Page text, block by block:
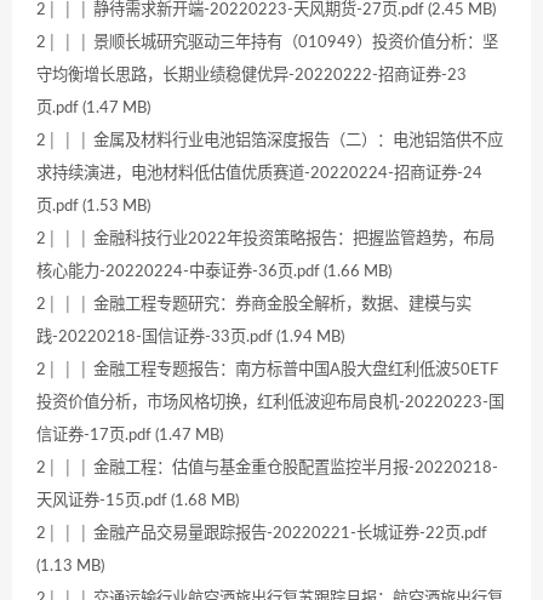
2│ │ │ 静待需求新开端-20220223-天风期货-27页.pdf (2.45 MB)
2│ │ │ 景顺长城研究驱动三年持有（010949）投资价值分析：坚
守均衡增长思路，长期业绩稳健优异-20220222-招商证券-23
页.pdf (1.47 MB)
2│ │ │ 金属及材料行业电池铝箔深度报告（二）：电池铝箔供不应
求持续演进，电池材料低估值优质赛道-20220224-招商证券-24
页.pdf (1.53 MB)
2│ │ │ 金融科技行业2022年投资策略报告：把握监管趋势，布局
核心能力-20220224-中泰证券-36页.pdf (1.66 MB)
2│ │ │ 金融工程专题研究：券商金股全解析，数据、建模与实
践-20220218-国信证券-33页.pdf (1.94 MB)
2│ │ │ 金融工程专题报告：南方标普中国A股大盘红利低波50ETF
投资价值分析，市场风格切换，红利低波迎布局良机-20220223-国
信证券-17页.pdf (1.47 MB)
2│ │ │ 金融工程：估值与基金重仓股配置监控半月报-20220218-
天风证券-15页.pdf (1.68 MB)
2│ │ │ 金融产品交易量跟踪报告-20220221-长城证券-22页.pdf
(1.13 MB)